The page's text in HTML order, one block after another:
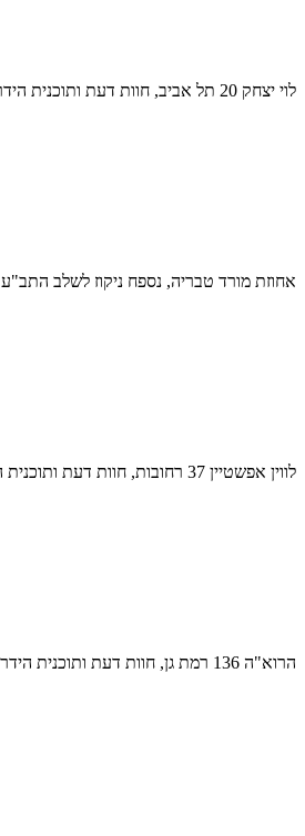
לוי יצחק 20 תל אביב, חוות דעת ותוכנית הידרולוגית לניהול מי נגר
אחוזת מורד טבריה, נספח ניקוז לשלב התב"ע
לווין אפשטיין 37 רחובות, חוות דעת ותוכנית הידרולוגית לניהול מי נגר
הרוא"ה 136 רמת גן, חוות דעת ותוכנית הידרולוגית לניהול מי נגר